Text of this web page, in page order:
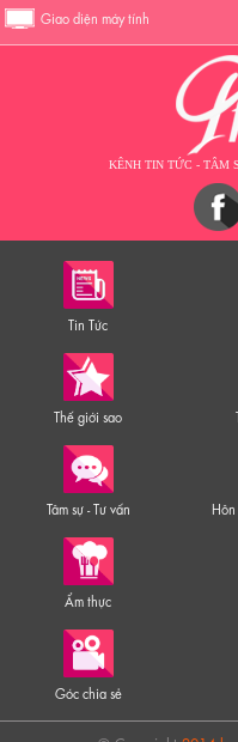
Giao diện máy tính
KÊNH TIN TỨC - TÂM
Tin Tức
Thế giới sao
Tâm sự - Tư vấn
Ẩm thực
Góc chia sẻ